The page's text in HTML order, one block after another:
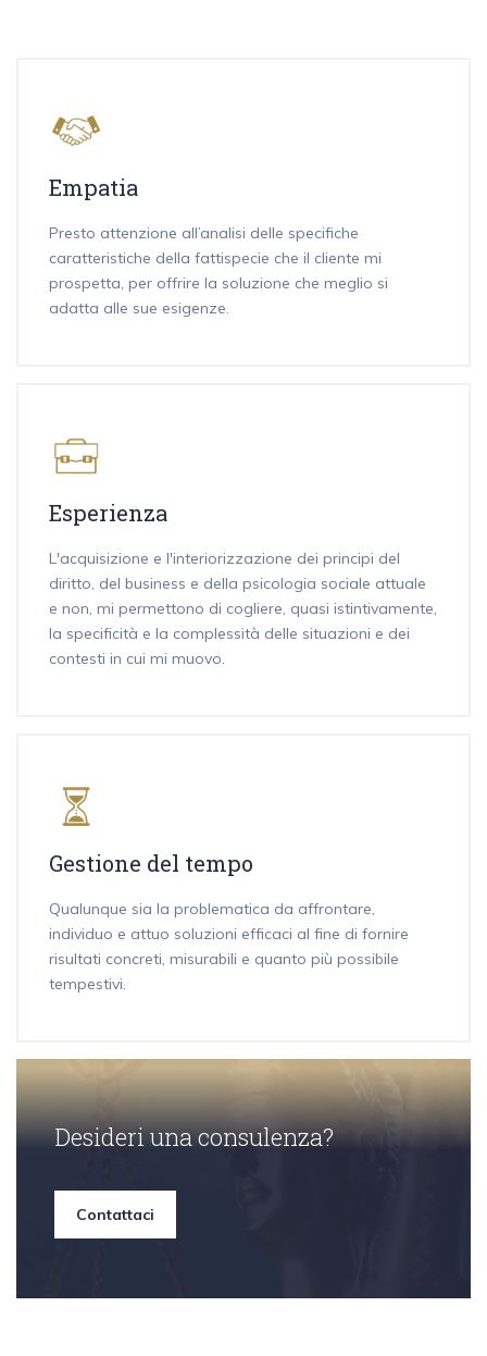
Empatia
Presto attenzione all’analisi delle specifiche
caratteristiche della fattispecie che il cliente mi
prospetta, per offrire la soluzione che meglio si
adatta alle sue esigenze.
Esperienza
L'acquisizione e l'interiorizzazione dei principi del
diritto, del business e della psicologia sociale attuale
e non, mi permettono di cogliere, quasi istintivamente,
la specificità e la complessità delle situazioni e dei
contesti in cui mi muovo.
Gestione del tempo
Qualunque sia la problematica da affrontare,
individuo e attuo soluzioni efficaci al fine di fornire
risultati concreti, misurabili e quanto più possibile
tempestivi.
Desideri una consulenza?
Contattaci